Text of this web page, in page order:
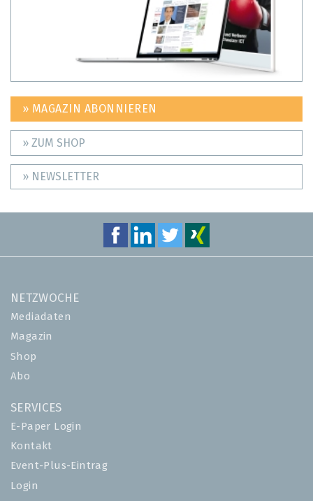
» MAGAZIN ABONNIEREN
» ZUM SHOP
» NEWSLETTER
NETZWOCHE
Mediadaten
Magazin
Shop
Abo
SERVICES
E-Paper Login
Kontakt
Event-Plus-Eintrag
Login